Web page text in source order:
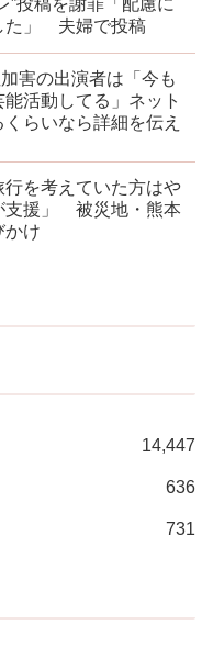
”投稿を謝罪「配慮に
た」 夫婦で投稿
害の出演者は「今も
活動してる」ネット
くらいなら詳細を伝え
行を考えていた方はや
支援」 被災地・熊本
かけ
14,447
636
731